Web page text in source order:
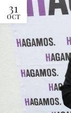
31
OCT